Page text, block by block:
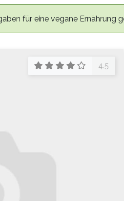
für eine vegane Ernährung
4.5